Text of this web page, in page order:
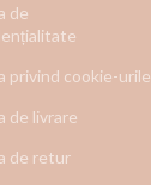
de
privind cookie-urile
de livrare
de retur